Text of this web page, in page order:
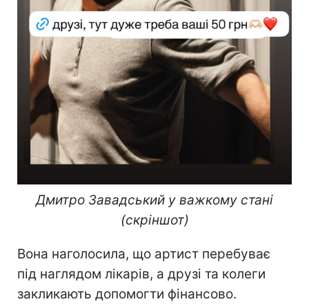
Дмитро Завадський у важкому стані
(скріншот)
Вона наголосила, що артист перебуває
під наглядом лікарів, а друзі та колеги
закликають допомогти фінансово.